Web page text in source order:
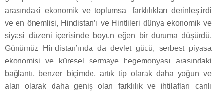
arasındaki ekonomik ve toplumsal farklılıkları derinleştirdi
ve en önemlisi, Hindistan’ı ve Hintlileri dünya ekonomik ve
siyasi düzeni içerisinde boyun eğen bir duruma düşürdü.
Günümüz Hindistan’ında da devlet gücü, serbest piyasa
ekonomisi ve küresel sermaye hegemonyası arasındaki
bağlantı, benzer biçimde, artık tip olarak daha yoğun ve
alan olarak daha geniş olan farklılık ve ihtilafları canlı